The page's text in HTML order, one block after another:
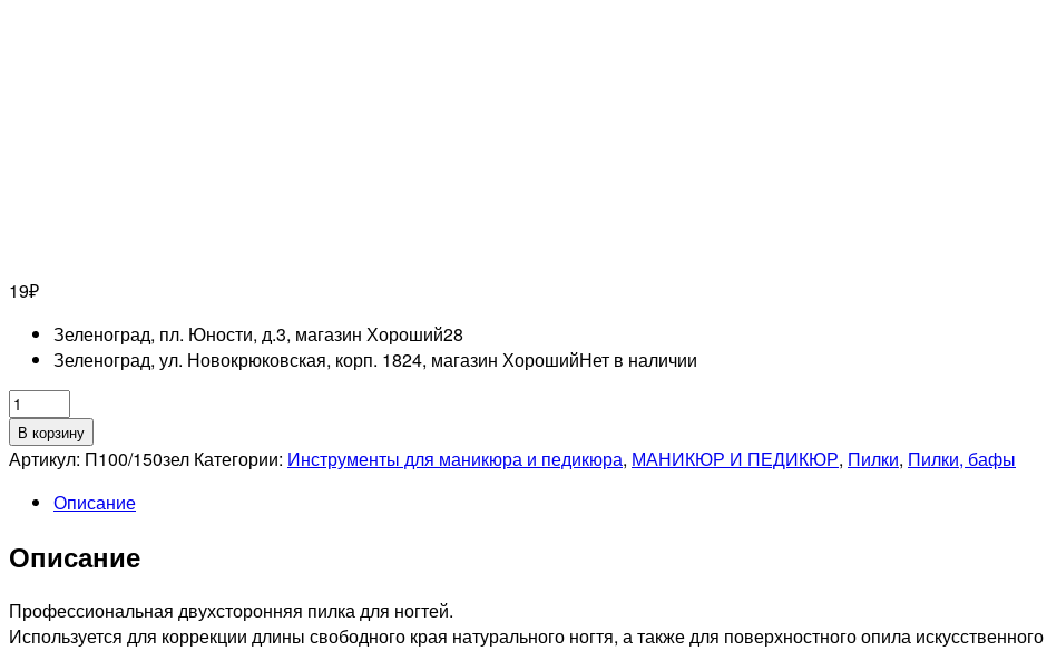
19₽
Зеленоград, пл. Юности, д.3, магазин Хороший28
Зеленоград, ул. Новокрюковская, корп. 1824, магазин ХорошийНет в наличии
Количество
товара
Профессиональная
для
ногтей
"NailShine"
В корзину
Артикул: П100/150зел Категории: Инструменты для маникюра и педикюра, МАНИКЮР И ПЕДИКЮР, Пилки, Пилки, бафы
Описание
Описание
Профессиональная двухсторонняя пилка для ногтей.
Используется для коррекции длины свободного края натурального ногтя, а также для поверхностного опила